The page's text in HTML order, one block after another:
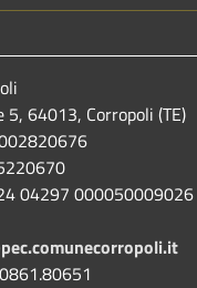
5, 64013, Corropoli (TE)
04297 000050009026